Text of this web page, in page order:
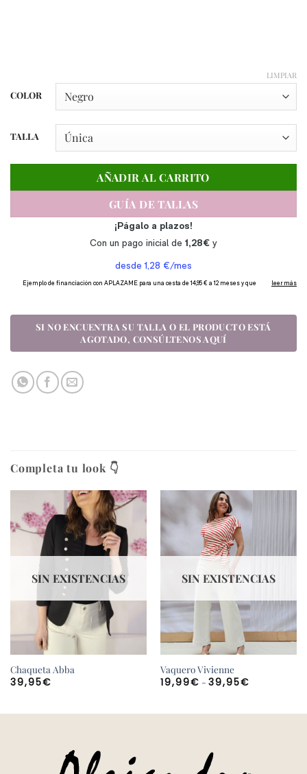
COLOR
TALLA
LIMPIAR
AÑADIR AL CARRITO
GUÍA DE TALLAS
Completa tu look 👇
SIN EXISTENCIAS
Chaqueta Abba
39,95€
SIN EXISTENCIAS
Vaquero Vivienne
19,99€ - 39,95€Rango
19,99€